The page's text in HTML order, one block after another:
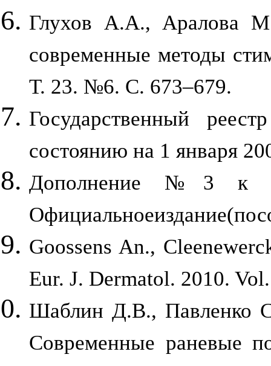
Глухов А.А., Аралова
современные методы
Т. 23. №6. C. 673–679.
Государственный
состоянию на 1 января
Дополнение №3 к
Goossens An.,
Eur. J. Dermatol. 2010.
Шаблин Д.В., Павленко
Современные раневые